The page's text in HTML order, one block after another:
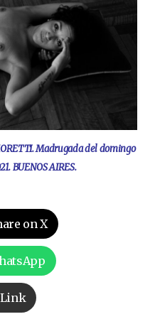
Madrugada del domingo
BUENOS AIRES.
on X